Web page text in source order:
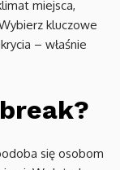
miejsca,
kluczowe
– właśnie
się osobom